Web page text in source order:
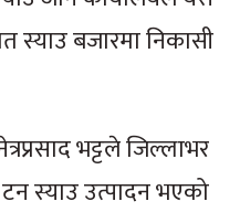
स्याउ बजारमा निकासी
भट्टले जिल्लाभर
स्याउ उत्पादन भएको